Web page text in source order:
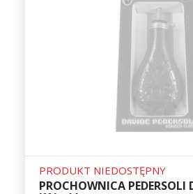
PRODUKT NIEDOSTĘPNY
PROCHOWNICA PEDERSOLI